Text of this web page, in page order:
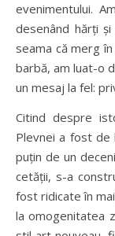
evenimentului.
desenând hărți
seama că merg
barbă, am luat-o
un mesaj la fel:
Citind despre
Plevnei a fost de
puțin de un
cetății, s-a
fost ridicate în
la omogenitatea